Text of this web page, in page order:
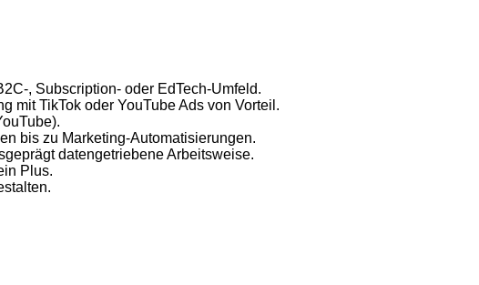
, Subscription- oder EdTech-Umfeld.
mit TikTok oder YouTube Ads von Vorteil.
bis zu Marketing-Automatisierungen.
datengetriebene Arbeitsweise.
Plus.